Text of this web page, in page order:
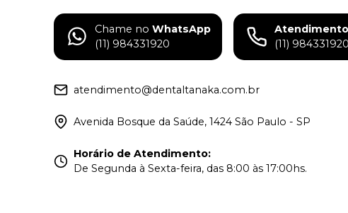
Chame no WhatsApp
(11) 984331920
Atendimento
(11) 984331920
atendimento@dentaltanaka.com.br
Avenida Bosque da Saúde, 1424 São Paulo - SP
Horário de Atendimento:
De Segunda à Sexta-feira, das 8:00 às 17:00hs.